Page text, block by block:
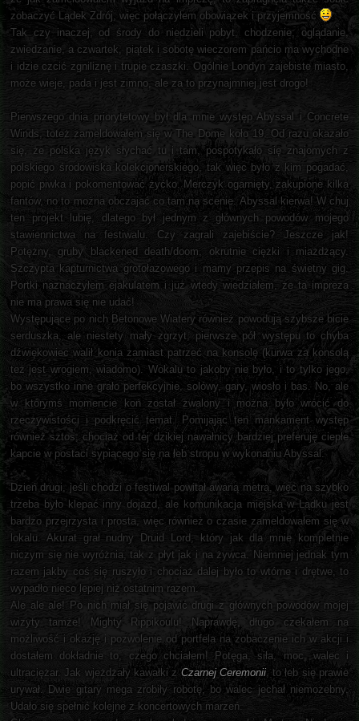
zobaczyć Lądek Zdrój, więc połączyłem obowiązek i przyjemność
Tak czy inaczej, od środy do niedzieli pobyt, chodzenie, oglądanie,
zwiedzanie, a czwartek, piątek i sobotę wieczorem pańcio ma wychodne
i idzie czcić zgniliznę i trupie czaszki. Ogólnie Londyn zajebiste miasto,
może wieje, pada i jest zimno, ale za to przynajmniej jest drogo!
Pierwszego dnia priorytetowy był dla mnie występ Abyssal i Concrete
Winds, toteż zameldowałem się w The Dome koło 19. Od razu okazało
się, że polska język słychać tu i tam, pospotykało się znajomych z
polskiego środowiska kolekcjonerskiego, tak więc było z kim pogadać,
popić piwka i pokomentować żyćko. Merczyk ogarnięty, zakupione kilka
fantów, no to można obczajać co tam na scenie. Abyssal kierwa! W chuj
ten projekt lubię, dlatego był jednym z głównych powodów mojego
stawiennictwa na festiwalu. Czy zagrali zajebiście? Jeszcze jak!
Potężny, gruby blackened death/doom, okrutnie ciężki i miażdżący.
Szczypta kapturnictwa grotołazowego i mamy przepis na świetny gig.
Portki naznaczyłem ejakulatem i już wtedy wiedziałem, że ta impreza
nie ma prawa się nie udać!
Występujące po nich Betonowe Wiatery również powodują szybsze bicie
serduszka, ale niestety mały zgrzyt, pierwsze pół występu to chyba
dźwiękowiec walił konia zamiast patrzeć na konsolę (kurwa za konsolą
też jest wrogiem, wiadomo). Wokalu to jakoby nie było, i to tylko jego,
bo wszystko inne grało perfekcyjnie, solówy, gary, wiosło i bas. No, ale
w którymś momencie koń został zwalony i można było wrócić do
rzeczywistości i podkręcić temat. Pomijając ten mankament występ
również sztos, chociaż od tej dzikiej nawałnicy bardziej preferuję ciepłe
kapcie w postaci sypiącego się na łeb stropu w wykonaniu Abyssal.
Dzień drugi, jeśli chodzi o festiwal powitał awarią metra, więc na szybko
trzeba było klepać inny dojazd, ale komunikacja miejska w Lądku jest
bardzo przejrzysta i prosta, więc również o czasie zameldowałem się w
lokalu. Akurat grał nudny Druid Lord, który jak dla mnie kompletnie
niczym się nie wyróżnia, tak z płyt jak i na żywca. Niemniej jednak tym
razem jakby coś się ruszyło i chociaż dalej było to wtórne i drętwe, to
wypadło nieco lepiej niż ostatnim razem.
Ale ale ale! Po nich miał się pojawić drugi z głównych powodów mojej
wizyty tamże! Mighty Rippikoulu! Naprawdę, długo czekałem na
możliwość i okazję i pozwolenie od portfela na zobaczenie ich w akcji i
dostałem dokładnie to, czego chciałem! Potęga, siła, moc, walec i
ultraciężar. Jak wjeżdżały kawałki z Czarnej Ceremonii, to łeb się prawie
urywał. Dwie gitary mega zrobiły robotę, bo walec jechał niemożebny.
Udało się spełnić kolejne z koncertowych marzeń.